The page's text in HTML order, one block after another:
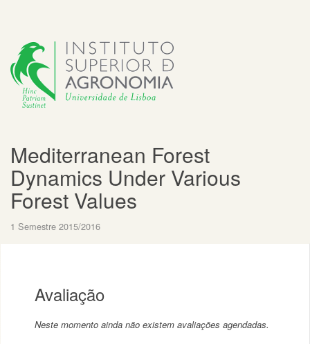
Mediterranean Forest
Dynamics Under Various
Forest Values
1 Semestre 2015/2016
Avaliação
Neste momento ainda não existem avaliações agendadas.